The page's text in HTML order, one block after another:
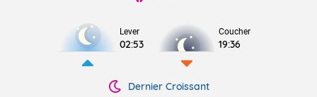
Lever
02:53
Coucher
19:36
Dernier Croissant